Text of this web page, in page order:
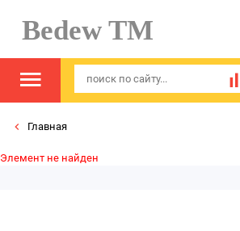
Bedew TM
Главная
Элемент не найден